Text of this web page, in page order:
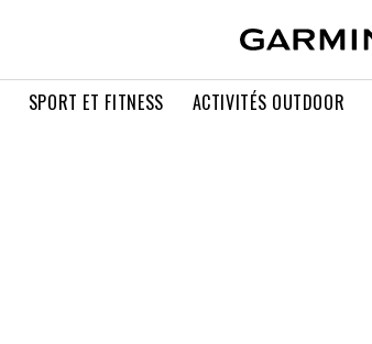
SPORT ET FITNESS ACTIVITÉS OUTDOOR